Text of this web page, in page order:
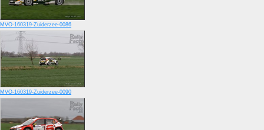
MVO-160319-Zuiderzee-0086
MVO-160319-Zuiderzee-0090